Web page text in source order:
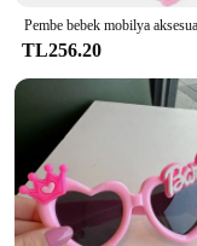
TL256.20